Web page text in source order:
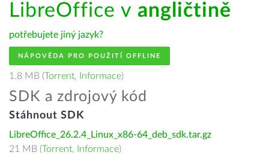
LibreOffice v angličtině
potřebujete jiný jazyk?
NÁPOVĚDA PRO POUŽITÍ OFFLINE
1.8 MB (Torrent, Informace)
SDK a zdrojový kód
Stáhnout SDK
LibreOffice_26.2.4_Linux_x86-64_deb_sdk.tar.gz
21 MB (Torrent, Informace)